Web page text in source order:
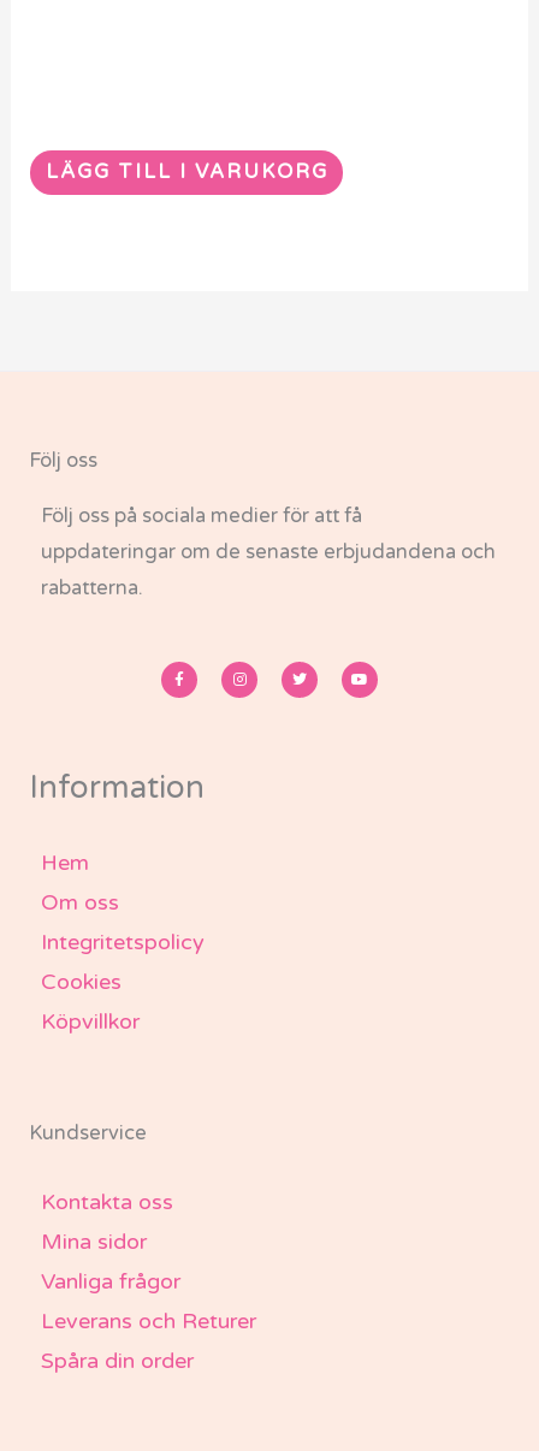
LÄGG TILL I VARUKORG
Följ oss
Följ oss på sociala medier för att få
uppdateringar om de senaste erbjudandena och
rabatterna.
a
c
e
f
n
s
t
w
i
t
o
u
t
Information
Hem
Om oss
Integritetspolicy
Cookies
Köpvillkor
Kundservice
Kontakta oss
Mina sidor
Vanliga frågor
Leverans och Returer
Spåra din order